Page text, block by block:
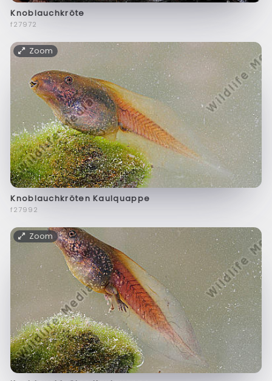
Knoblauchkröte
f27972
Zoom
Knoblauchkröten Kaulquappe
f27992
Zoom